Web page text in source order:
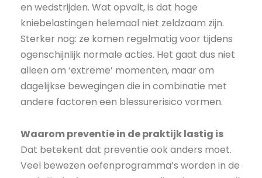
en wedstrijden. Wat opvalt, is dat hoge
kniebelastingen helemaal niet zeldzaam zijn.
Sterker nog: ze komen regelmatig voor tijdens
ogenschijnlijk normale acties. Het gaat dus niet
alleen om ‘extreme’ momenten, maar om
dagelijkse bewegingen die in combinatie met
andere factoren een blessurerisico vormen.
Waarom preventie in de praktijk lastig is
Dat betekent dat preventie ook anders moet.
Veel bewezen oefenprogramma’s worden in de